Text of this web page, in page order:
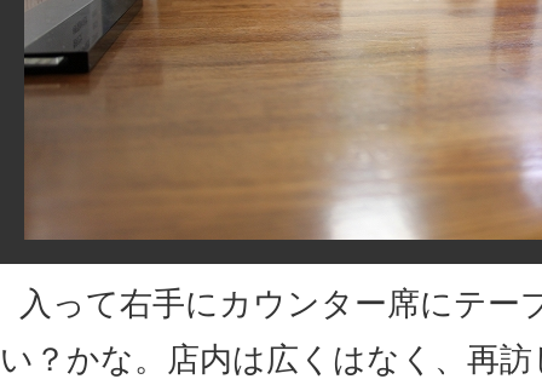
入って右手にカウンター席にテー
い？かな。店内は広くはなく、再